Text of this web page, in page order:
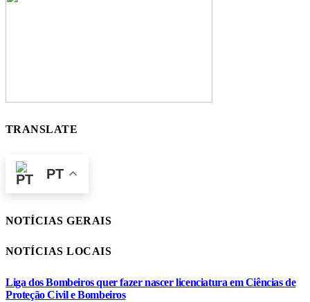
TRANSLATE
PT
NOTÍCIAS GERAIS
NOTÍCIAS LOCAIS
Liga dos Bombeiros quer fazer nascer licenciatura em Ciências de
Proteção Civil e Bombeiros